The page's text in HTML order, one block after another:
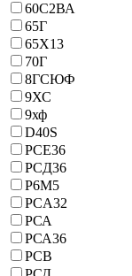
60С2ВА
65Г
65Х13
70Г
8ГСЮФ
9ХС
9хф
D40S
PCE36
PCД36
Р6М5
РСA32
РСА
РСА36
РСВ